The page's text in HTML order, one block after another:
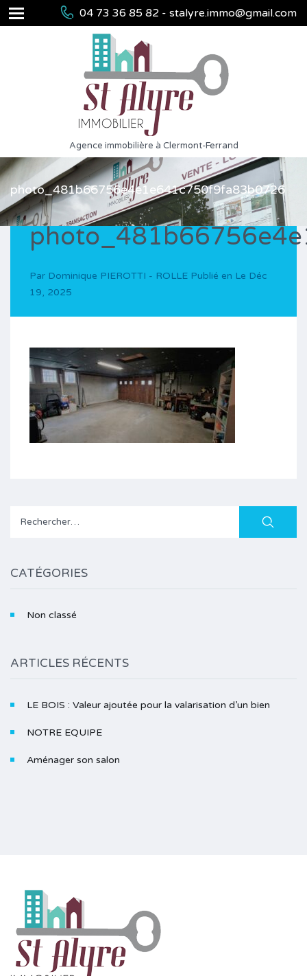
04 73 36 85 82 - stalyre.immo@gmail.com
Agence immobilière à Clermont-Ferrand
photo_481b66756e4e1e641c750f9fa83b0726
Par Dominique PIEROTTI - ROLLE Publié en Le Déc
19, 2025
Rechercher :
CATÉGORIES
Non classé
ARTICLES RÉCENTS
LE BOIS : Valeur ajoutée pour la valarisation d’un bien
NOTRE EQUIPE
Aménager son salon